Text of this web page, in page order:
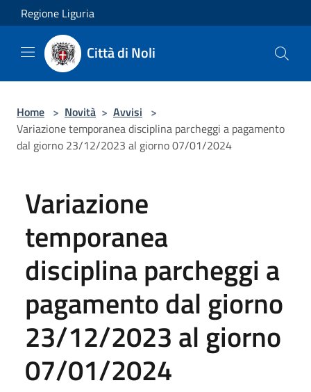
Salta al contenuto principale
Regione Liguria
Città di Noli
Home > Novità > Avvisi >
Variazione temporanea disciplina parcheggi a pagamento
dal giorno 23/12/2023 al giorno 07/01/2024
Variazione
temporanea
disciplina parcheggi a
pagamento dal giorno
23/12/2023 al giorno
07/01/2024